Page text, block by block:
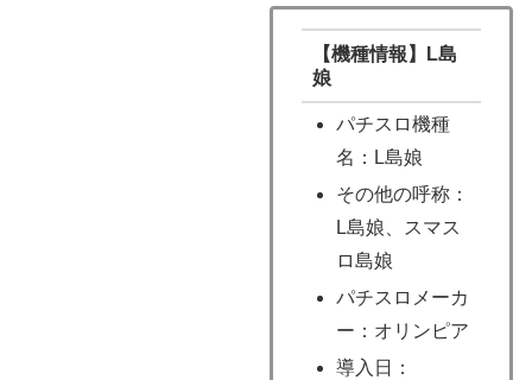
【機種情報】L島
娘
パチスロ機種
名：L島娘
その他の呼称：
L島娘、スマス
ロ島娘
パチスロメーカ
ー：オリンピア
導入日：